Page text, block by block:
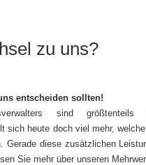
zu uns?
entscheiden sollten!
sind
sich heute doch viel mehr,
diese zusätzlichen
Sie mehr über unseren